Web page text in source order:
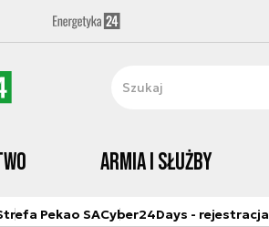
Armia i Służby
Pekao SACyber24Days - rejestracja